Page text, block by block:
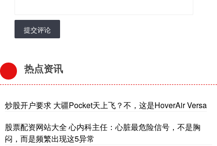
提交评论
热点资讯
炒股开户要求 大疆Pocket天上飞？不，这是HoverAir Versa
股票配资网站大全 心内科主任：心脏最危险信号，不是胸
闷，而是频繁出现这5异常